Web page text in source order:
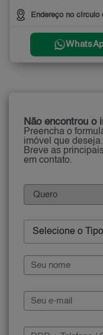
Endereço no círculo
Não encontrou o
Preencha o
imóvel que deseja.
Breve as
em contato.
Selecione o Tipo